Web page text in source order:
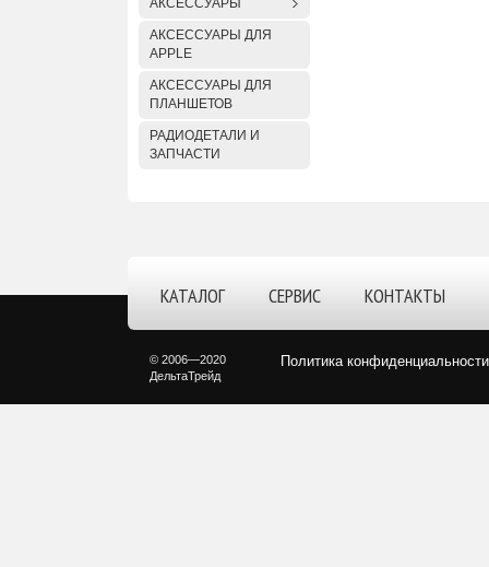
АКСЕССУАРЫ
АКСЕССУАРЫ ДЛЯ
APPLE
АКСЕССУАРЫ ДЛЯ
ПЛАНШЕТОВ
РАДИОДЕТАЛИ И
ЗАПЧАСТИ
КАТАЛОГ СЕРВИС КОНТАКТЫ
Политика конфиденциальности
© 2006—2020
ДельтаТрейд